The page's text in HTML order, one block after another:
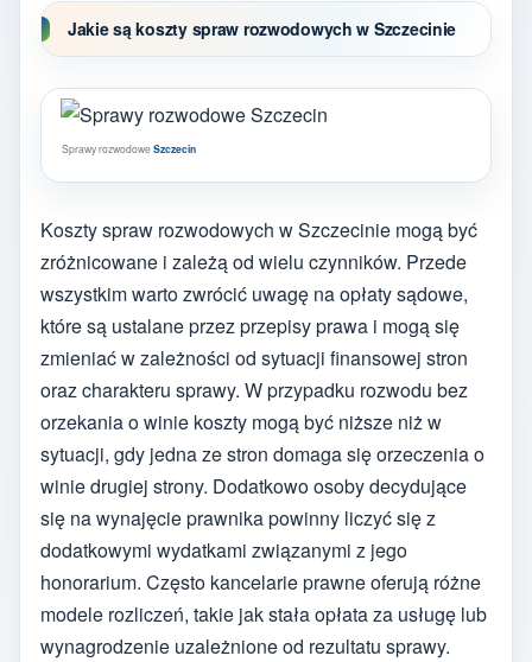
Jakie są koszty spraw rozwodowych w Szczecinie
Sprawy rozwodoweSzczecin
Koszty spraw rozwodowych w Szczecinie mogą być
zróżnicowane i zależą od wielu czynników. Przede
wszystkim warto zwrócić uwagę na opłaty sądowe,
które są ustalane przez przepisy prawa i mogą się
zmieniać w zależności od sytuacji finansowej stron
oraz charakteru sprawy. W przypadku rozwodu bez
orzekania o winie koszty mogą być niższe niż w
sytuacji, gdy jedna ze stron domaga się orzeczenia o
winie drugiej strony. Dodatkowo osoby decydujące
się na wynajęcie prawnika powinny liczyć się z
dodatkowymi wydatkami związanymi z jego
honorarium. Często kancelarie prawne oferują różne
modele rozliczeń, takie jak stała opłata za usługę lub
wynagrodzenie uzależnione od rezultatu sprawy.